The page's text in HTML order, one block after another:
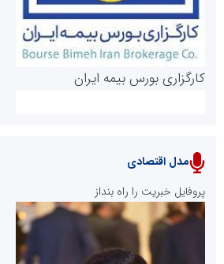
پایگاه خبری نهضت ملی مسکن
کارگزاری بورس بیمه ایران
مدل اقتصادی
پروفایل خبریت را راه بنداز